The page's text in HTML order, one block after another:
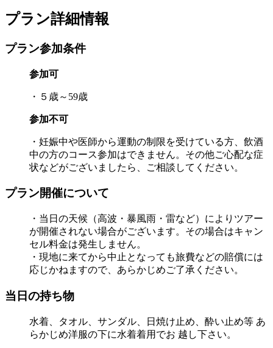
プラン詳細情報
プラン参加条件
参加可
・５歳～59歳
参加不可
・妊娠中や医師から運動の制限を受けている方、飲酒
中の方のコース参加はできません。その他ご心配な症
状などがございましたら、ご相談してください。
プラン開催について
・当日の天候（高波・暴風雨・雷など）によりツアー
が開催されない場合がございます。その場合はキャン
セル料金は発生しません。
・現地に来てから中止となっても旅費などの賠償には
応じかねますので、あらかじめご了承ください。
当日の持ち物
水着、タオル、サンダル、日焼け止め、酔い止め等 あ
らかじめ洋服の下に水着着用でお 越し下さい。